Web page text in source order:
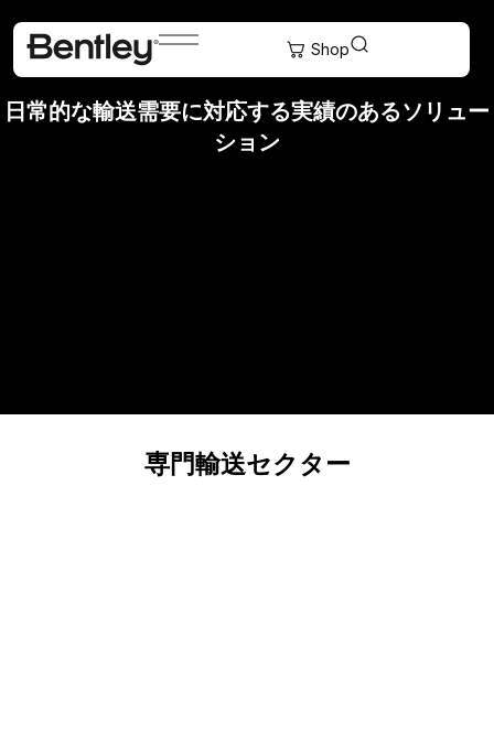
交通のインフラが
日常的な輸送需要に対応する実績のあるソリュー
ション
専門輸送セクター